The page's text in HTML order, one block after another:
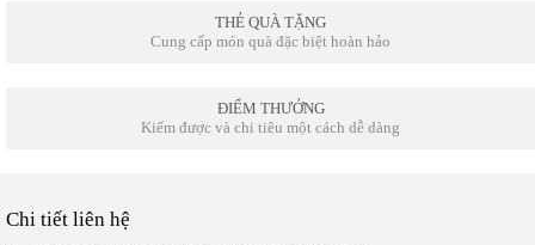
THẺ QUÀ TẶNG
Cung cấp món quà đặc biệt hoàn hảo
ĐIỂM THƯỞNG
Kiếm được và chi tiêu một cách dễ dàng
Chi tiết liên hệ